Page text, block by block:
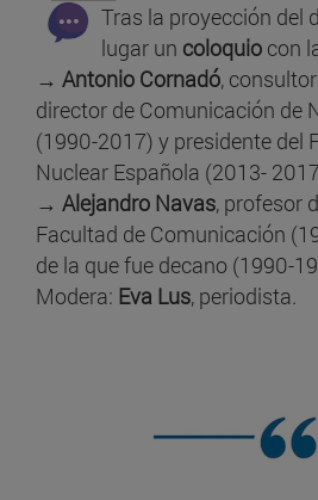
Tras la proyección del
lugar un coloquio con
→ Antonio Cornadó,
director de Comunicación de
(1990-2017) y presidente del
Nuclear Española (2013-
→ Alejandro Navas, profesor
Facultad de Comunicación
de la que fue decano (1990-
Modera: Eva Lus, periodista.